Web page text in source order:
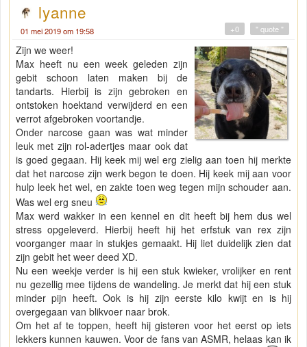
lyanne
01 mei 2019 om 19:58 " quote "
+0
Zijn we weer!
Max heeft nu een week geleden zijn
gebit schoon laten maken bij de
tandarts. Hierbij is zijn gebroken en
ontstoken hoektand verwijderd en een
verrot afgebroken voortandje.
Onder narcose gaan was wat minder
leuk met zijn rol-adertjes maar ook dat
is goed gegaan. Hij keek mij wel erg zielig aan toen hij merkte
dat het narcose zijn werk begon te doen. Hij keek mij aan voor
hulp leek het wel, en zakte toen weg tegen mijn schouder aan.
Was wel erg sneu
Max werd wakker in een kennel en dit heeft bij hem dus wel
stress opgeleverd. Hierbij heeft hij het erfstuk van rex zijn
voorganger maar in stukjes gemaakt. Hij liet duidelijk zien dat
zijn gebit het weer deed XD.
Nu een weekje verder is hij een stuk kwieker, vrolijker en rent
nu gezellig mee tijdens de wandeling. Je merkt dat hij een stuk
minder pijn heeft. Ook is hij zijn eerste kilo kwijt en is hij
overgegaan van blikvoer naar brok.
Om het af te toppen, heeft hij gisteren voor het eerst op iets
lekkers kunnen kauwen. Voor de fans van ASMR, helaas kan ik